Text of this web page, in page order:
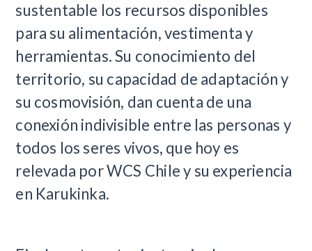
sustentable los recursos disponibles
para su alimentación, vestimenta y
herramientas. Su conocimiento del
territorio, su capacidad de adaptación y
su cosmovisión, dan cuenta de una
conexión indivisible entre las personas y
todos los seres vivos, que hoy es
relevada por WCS Chile y su experiencia
en Karukinka.